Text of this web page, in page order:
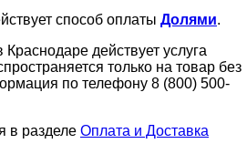
способ оплаты Долями.
действует услуга
только на товар без
по телефону 8 (800) 500-
в разделе Оплата и Доставка